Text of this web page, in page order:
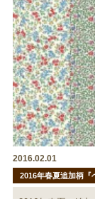
2016.02.01
2016年春夏追加柄『